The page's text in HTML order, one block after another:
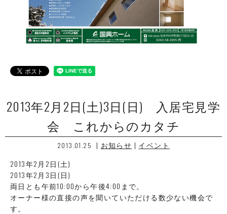
2013年2月2日(土)3日(日) 入居宅見学
会 これからのカタチ
2013.01.25 | お知らせ | イベント
2013年2月2日(土)
2013年2月3日(日)
両日とも午前10:00から午後4:00まで。
オーナー様の直接の声を聞いていただける数少ない機会で
す。